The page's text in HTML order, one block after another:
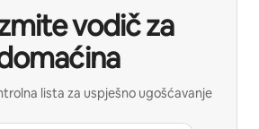
vodič za
lista za uspješno ugošćavanje